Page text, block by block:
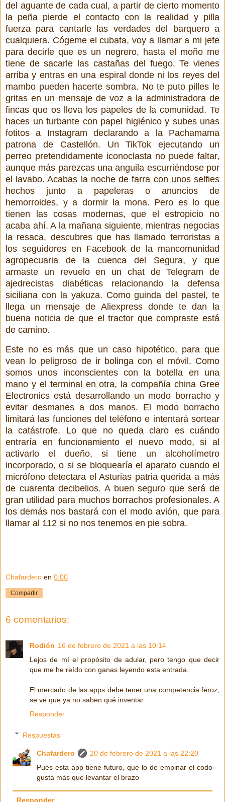
del aguante de cada cual, a partir de cierto momento
la peña pierde el contacto con la realidad y pilla
fuerza para cantarle las verdades del barquero a
cualquiera. Cógeme el cubata, voy a llamar a mi jefe
para decirle que es un negrero, hasta el moño me
tiene de sacarle las castañas del fuego. Te vienes
arriba y entras en una espiral donde ni los reyes del
mambo pueden hacerte sombra. No te puto pilles le
gritas en un mensaje de voz a la administradora de
fincas que os lleva los papeles de la comunidad. Te
haces un turbante con papel higiénico y subes unas
fotitos a Instagram declarando a la Pachamama
patrona de Castellón. Un TikTok ejecutando un
perreo pretendidamente iconoclasta no puede faltar,
aunque más parezcas una anguila escurriéndose por
el lavabo. Acabas la noche de farra con unos selfies
hechos junto a papeleras o anuncios de
hemorroides, y a dormir la mona. Pero es lo que
tienen las cosas modernas, que el estropicio no
acaba ahí. A la mañana siguiente, mientras negocias
la resaca, descubres que has llamado terroristas a
los seguidores en Facebook de la mancomunidad
agropecuaria de la cuenca del Segura, y que
armaste un revuelo en un chat de Telegram de
ajedrecistas diabéticas relacionando la defensa
siciliana con la yakuza. Como guinda del pastel, te
llega un mensaje de Aliexpress donde te dan la
buena noticia de que el tractor que compraste está
de camino.
Este no es más que un caso hipotético, para que
vean lo peligroso de ir bolinga con el móvil. Como
somos unos inconscientes con la botella en una
mano y el terminal en otra, la compañía china Gree
Electronics está desarrollando un modo borracho y
evitar desmanes a dos manos. El modo borracho
limitará las funciones del teléfono e intentará sortear
la catástrofe. Lo que no queda claro es cuándo
entraría en funcionamiento el nuevo modo, si al
activarlo el dueño, si tiene un alcoholímetro
incorporado, o si se bloquearía el aparato cuando el
micrófono detectara el Asturias patria querida a más
de cuarenta decibelios. A buen seguro que será de
gran utilidad para muchos borrachos profesionales. A
los demás nos bastará con el modo avión, que para
llamar al 112 si no nos tenemos en pie sobra.
Chafardero en 0:00
Compartir
6 comentarios:
Rodión 16 de febrero de 2021 a las 10:14
Lejos de mí el propósito de adular, pero tengo que decir
que me he reído con ganas leyendo esta entrada.
El mercado de las apps debe tener una competencia feroz;
se ve que ya no saben qué inventar.
Responder
Respuestas
Chafardero
20 de febrero de 2021 a las 22:20
Pues esta app tiene futuro, que lo de empinar el codo
gusta más que levantar el brazo
Responder